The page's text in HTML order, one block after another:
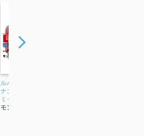
ルパン三世vs名探偵コ
ナン (少年サンデーコ
ミックス)
モンキー・パンチ